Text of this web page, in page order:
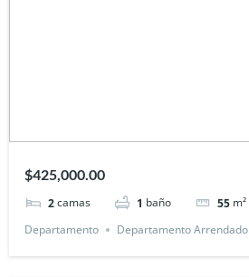
$425,000.00
2camas 1 baño 55 m²
Departamento
Departamento Arrendado